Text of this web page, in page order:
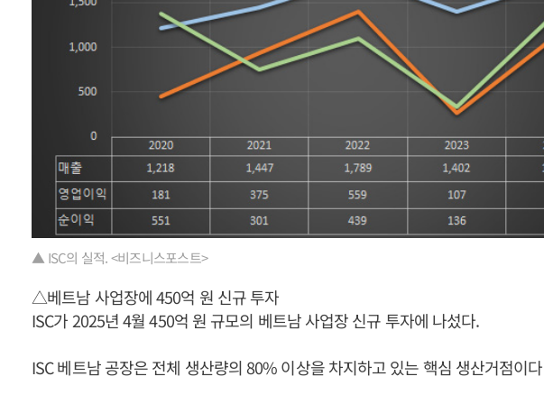
▲ ISC의 실적. <비즈니스포스트>
△베트남 사업장에 450억 원 신규 투자
ISC가 2025년 4월 450억 원 규모의 베트남 사업장 신규 투자에 나섰다.
ISC 베트남 공장은 전체 생산량의 80% 이상을 차지하고 있는 핵심 생산거점이